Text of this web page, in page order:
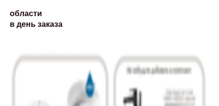
области
в день заказа